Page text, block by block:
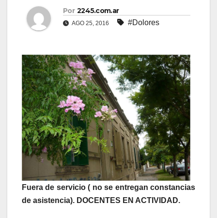
Por 2245.com.ar
AGO 25, 2016 #Dolores
Fuera de servicio ( no se entregan constancias
de asistencia). DOCENTES EN ACTIVIDAD.